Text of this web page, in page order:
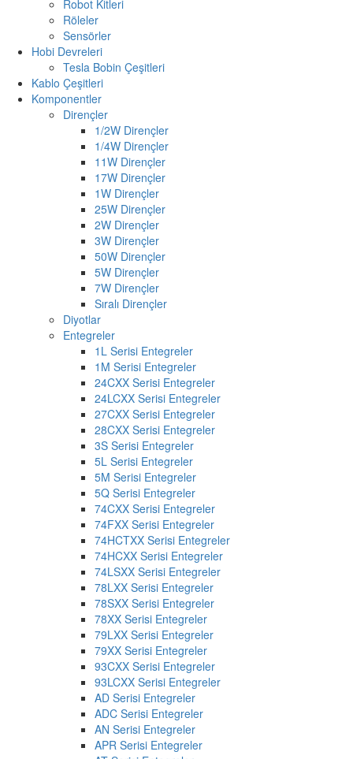
Robot Kitleri
Röleler
Sensörler
Hobi Devreleri
Tesla Bobin Çeşitleri
Kablo Çeşitleri
Komponentler
Dirençler
1/2W Dirençler
1/4W Dirençler
11W Dirençler
17W Dirençler
1W Dirençler
25W Dirençler
2W Dirençler
3W Dirençler
50W Dirençler
5W Dirençler
7W Dirençler
Sıralı Dirençler
Diyotlar
Entegreler
1L Serisi Entegreler
1M Serisi Entegreler
24CXX Serisi Entegreler
24LCXX Serisi Entegreler
27CXX Serisi Entegreler
28CXX Serisi Entegreler
3S Serisi Entegreler
5L Serisi Entegreler
5M Serisi Entegreler
5Q Serisi Entegreler
74CXX Serisi Entegreler
74FXX Serisi Entegreler
74HCTXX Serisi Entegreler
74HCXX Serisi Entegreler
74LSXX Serisi Entegreler
78LXX Serisi Entegreler
78SXX Serisi Entegreler
78XX Serisi Entegreler
79LXX Serisi Entegreler
79XX Serisi Entegreler
93CXX Serisi Entegreler
93LCXX Serisi Entegreler
AD Serisi Entegreler
ADC Serisi Entegreler
AN Serisi Entegreler
APR Serisi Entegreler